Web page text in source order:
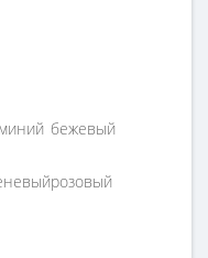
бежевый
розовый